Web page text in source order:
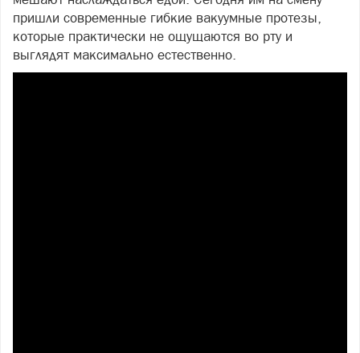
пришли современные гибкие вакуумные протезы,
которые практически не ощущаются во рту и
выглядят максимально естественно.